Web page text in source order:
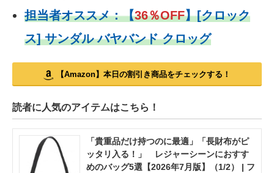
担当者オススメ：【36％OFF】[クロック
ス] サンダル バヤバンド クロッグ
【Amazon】本日の割引き商品をチェックする！
読者に人気のアイテムはこちら！
「貴重品だけ持つのに最適」「長財布がピ
ッタリ入る！」 レジャーシーンにおすす
めのバッグ5選【2026年7月版】（1/2） | フ